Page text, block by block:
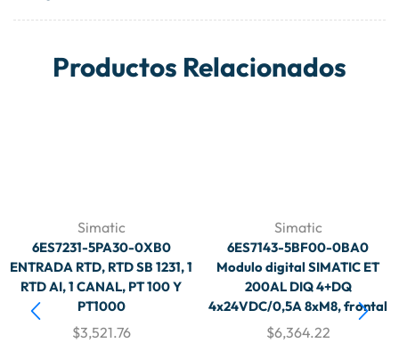
Productos Relacionados
Simatic
6ES7231-5PA30-0XB0
ENTRADA RTD, RTD SB 1231, 1
RTD AI, 1 CANAL, PT 100 Y
PT1000
$3,521.76
Simatic
6ES7143-5BF00-0BA0
Modulo digital SIMATIC ET
200AL DIQ 4+DQ
4x24VDC/0,5A 8xM8, frontal
$6,364.22